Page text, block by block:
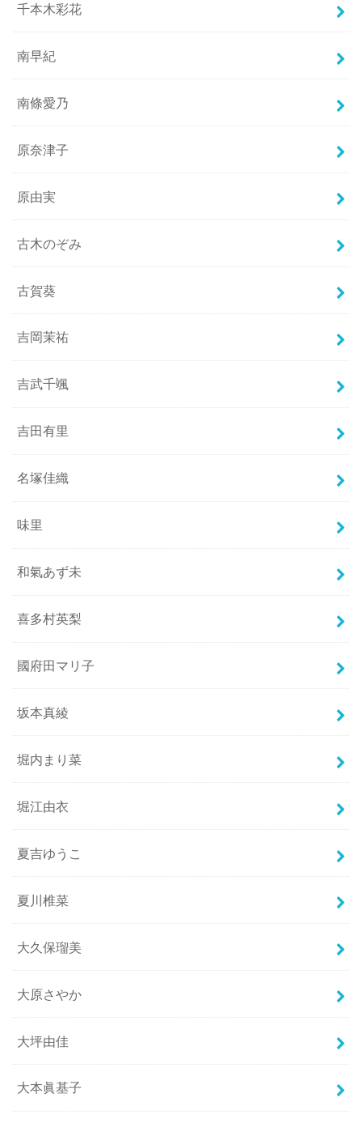
千本木彩花
南早紀
南條愛乃
原奈津子
原由実
古木のぞみ
古賀葵
吉岡茉祐
吉武千颯
吉田有里
名塚佳織
味里
和氣あず未
喜多村英梨
國府田マリ子
坂本真綾
堀内まり菜
堀江由衣
夏吉ゆうこ
夏川椎菜
大久保瑠美
大原さやか
大坪由佳
大本眞基子